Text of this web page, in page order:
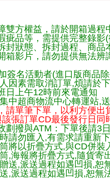
雙方權益，請於開箱過程
疵品等，需提供完整錄
封狀態、拆封過程、商品
箱影片，請勿提供無法辨
名活動者(進口版商品除
因素需取消訂單,煩請於
日上午12時前來電通知
中超商物流中心轉運站,
請單筆下單，以利方便出
張訂單CD最後發行日同
劃撥與ATM：下單後請3
請勿匯入,有需求請重新
將以折疊方式,與CD併裝
,海報將折疊方式,隨貨
送,派送過程如遇凹損,
,派送過程如遇凹損,恕無